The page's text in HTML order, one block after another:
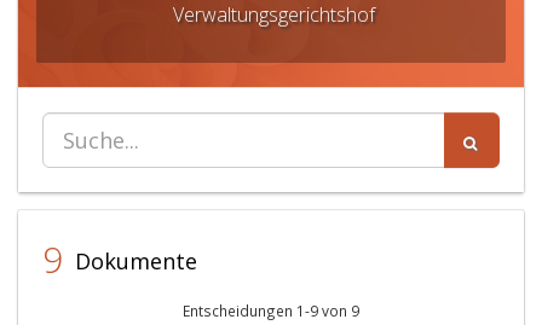
Verwaltungsgerichtshof
9 Dokumente
Entscheidungen 1-9 von 9